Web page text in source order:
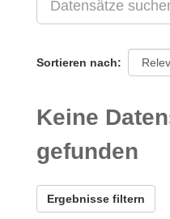
Sortieren nach
Keine
gefunden
Ergebnisse filtern